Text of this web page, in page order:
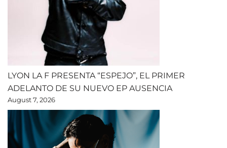
LYON LA F PRESENTA “ESPEJO”, EL PRIMER
ADELANTO DE SU NUEVO EP AUSENCIA
August 7, 2026